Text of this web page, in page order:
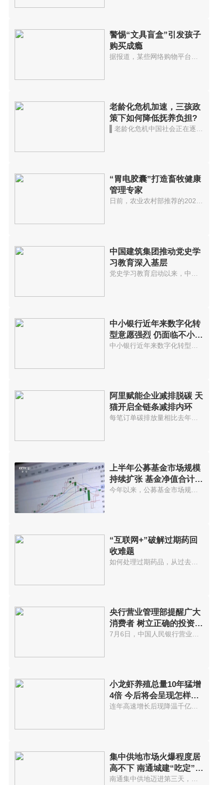
警惕“文具盲盒”引发孩子
购买成瘾
老龄化危机加速，三孩政
策下如何降低抚养负担?
▌老龄化危机中国社会正在逐渐走...
“胃电胶囊”打造畜牧健康
管理专家
日前，农业农村部推荐的2021年数...
中国建筑集团推动党史学
习教育深入基层
中小银行近年来数字化转
型意愿强烈 仍面临不小挑
战
阿里赋能企业减排脱碳 天
猫开启全链条减排内环
每笔订单碳排放量相比去年减少约...
上半年公募基金市场规模
持续扩张 基金净值合计约
23万亿元
今年以来，公募基金市场规模持续...
“互联网+”破解过期药回
收难题
如何处理过期药品，从过去到现在...
央行营业管理部提醒广大
消费者 树立正确的投资理
念
7月6日，中国人民银行营业管理部...
小龙虾养殖总量10年猛增
4倍 今后将会呈现怎样走
势?
连年高速增长后现降温千亿小龙虾...
集中供地市场火爆程度居
高不下 南通城建“吃定”崇
川